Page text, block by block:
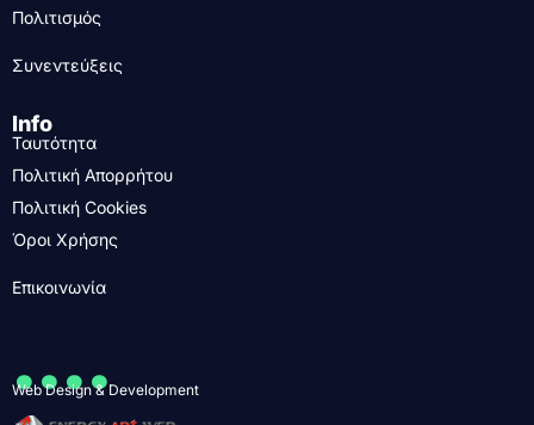
Πολιτισμός
Συνεντεύξεις
Info
Ταυτότητα
Πολιτική Απορρήτου
Πολιτική Cookies
Όροι Χρήσης
Επικοινωνία
....
Web Design & Development